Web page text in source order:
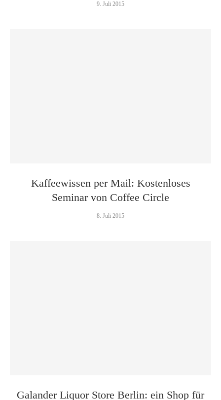
9. Juli 2015
Kaffeewissen per Mail: Kostenloses
Seminar von Coffee Circle
8. Juli 2015
Galander Liquor Store Berlin: ein Shop für